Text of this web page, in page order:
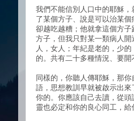
我們不能信別人口中的耶穌
了某個方子、說是可以治某
卻越吃越糟；他就拿這個方
方子，但我只對某一類病人
人，女人；年紀是老的，少
的。共有二十多種情況、要開
同樣的，你聽人傳耶穌，那
語，思想教訓早就被啟示出
你的。你應該自己去讀，從
靈也必定和你的良心同工，給